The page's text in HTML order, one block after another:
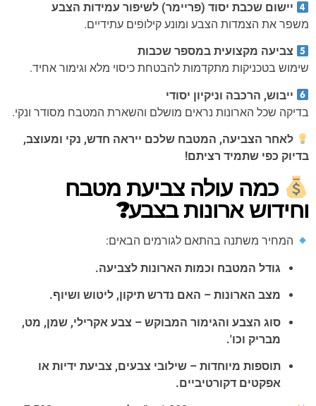
יישום שכבת יסוד (פריימר) לשיפור עמידות הצבע
משפר את הצמדות הצבע ומונע קילופים עתידיים.
צביעה מקצועית במספר שכבות
שימוש בטכניקות מתקדמות להבטחת כיסוי מלא וגימור אחיד.
ייבוש, הרכבה וניקיון יסודי
בדיקה שכל הארונות נראים מושלם והשארת המטבח מסודר ונקי.
לאחר הצביעה, המטבח שלכם ייראה חדש, נקי ומעוצב,
בדיוק כפי שתמיד רציתם!
כמה עולה צביעת מטבח
וחידוש ארונות בצבע?
המחיר משתנה בהתאם לגורמים הבאים:
גודל המטבח וכמות הארונות לצביעה.
מצב הארונות – האם נדרש תיקון, ליטוש ושיוף.
סוג הצבע והגימור המבוקש – צבע אקרילי, שמן, מט,
מבריק וכו'.
תוספות מיוחדות – שילובי צבעים, צביעת ידיות או
אפקטים דקורטיביים.